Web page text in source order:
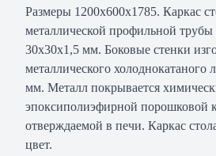
Размеры 1200х600х1785. Каркас
металлической профильной трубы
30х30х1,5 мм. Боковые стенки
металлического холоднокатаного
мм. Металл покрывается
эпоксиполиэфирной порошковой
отверждаемой в печи. Каркас
цвет.